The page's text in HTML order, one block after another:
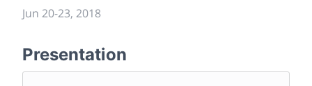
Jun 20-23, 2018
Presentation